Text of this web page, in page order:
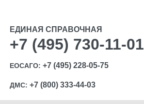
ЕДИНАЯ СПРАВОЧНАЯ
+7 (495) 730-11-01
ЕОСАГО: +7 (495) 228-05-75
ДМС: +7 (800) 333-44-03